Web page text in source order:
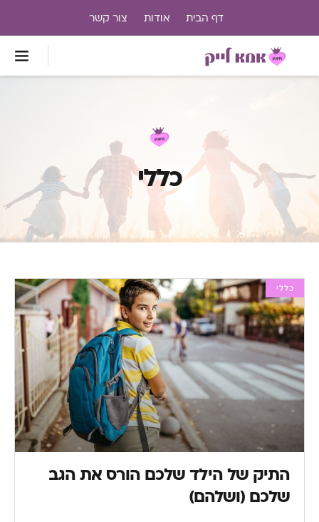
דף הבית אודות צור קשר
כללי
כללי
התיק של הילד שלכם הורס את הגב
שלכם (ושלהם)